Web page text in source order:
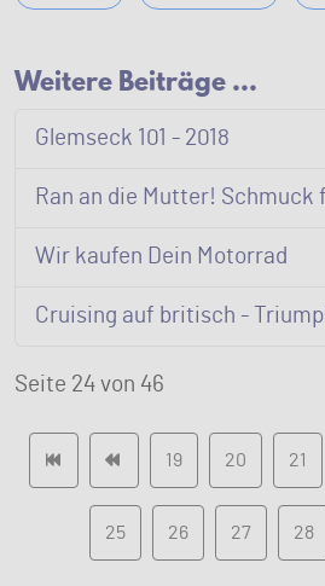
Weitere Beiträge …
Glemseck 101 - 2018
Ran an die Mutter! Schmuck
Wir kaufen Dein Motorrad
Cruising auf britisch -
Seite 24 von 46
19 20 21
25 26 27 28